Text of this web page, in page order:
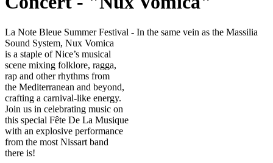
La Note Bleue Summer Festival - In the same vein as the Massilia
Sound System, Nux Vomica
is a staple of Nice’s musical
scene mixing folklore, ragga,
rap and other rhythms from
the Mediterranean and beyond,
crafting a carnival-like energy.
Join us in celebrating music on
this special Fête De La Musique
with an explosive performance
from the most Nissart band
there is!